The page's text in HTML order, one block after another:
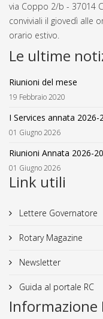
via Coppo 2/b - 37014
conviviali il giovedì alle
orario estivo.
Le ultime
Riunioni del mese
19 Febbraio 2020
I Services annata 2026-
01 Giugno 2026
Riunioni Annata 2026-
01 Giugno 2026
Link utili
Lettere Governatore
Rotary Magazine
Newsletter
Guida al portale RC
Informazione